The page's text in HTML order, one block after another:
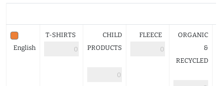
English
T-SHIRTS
CHILD
PRODUCTS
FLEECE
ORGANIC
&
RECYCLED